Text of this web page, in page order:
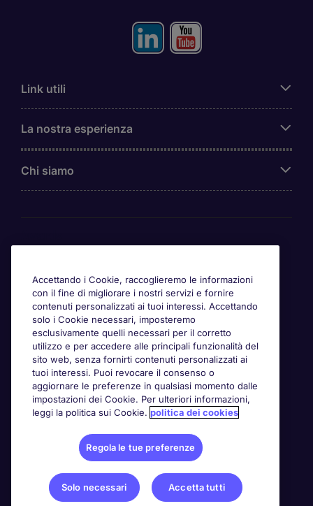
Link utili
La nostra esperienza
Chi siamo
Accettando i Cookie, raccoglieremo le informazioni
con il fine di migliorare i nostri servizi e fornire
contenuti personalizzati ai tuoi interessi. Accettando
solo i Cookie necessari, imposteremo
esclusivamente quelli necessari per il corretto
utilizzo e per accedere alle principali funzionalità del
sito web, senza fornirti contenuti personalizzati ai
tuoi interessi. Puoi revocare il consenso o
aggiornare le preferenze in qualsiasi momento dalle
impostazioni dei Cookie. Per ulteriori informazioni,
leggi la politica sui Cookie. politica dei cookies
Regola le tue preferenze
Solo necessari Accetta tutti